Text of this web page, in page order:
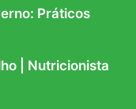
Práticos
| Nutricionista